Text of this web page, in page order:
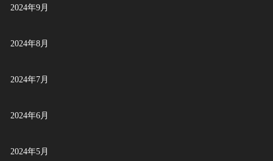
2024年9月
2024年8月
2024年7月
2024年6月
2024年5月